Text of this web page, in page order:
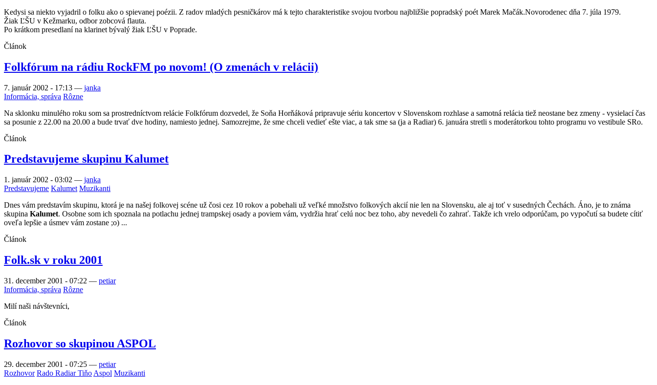
Kedysi sa niekto vyjadril o folku ako o spievanej poézii. Z radov mladých pesničkárov má k tejto charakteristike svojou tvorbou najbližšie popradský poét Marek Mačák.Novorodenec dňa 7. júla 1979.
Žiak ĽŠU v Kežmarku, odbor zobcová flauta.
Po krátkom presedlaní na klarinet bývalý žiak ĽŠU v Poprade.
Článok
Folkfórum na rádiu RockFM po novom! (O zmenách v relácii)
7. január 2002 - 17:13 — janka
Informácia, správa Rôzne
Na sklonku minulého roku som sa prostredníctvom relácie Folkfórum dozvedel, že Soňa Horňáková pripravuje sériu koncertov v Slovenskom rozhlase a samotná relácia tiež neostane bez zmeny - vysielací čas
sa posunie z 22.00 na 20.00 a bude trvať dve hodiny, namiesto jednej. Samozrejme, že sme chceli vedieť ešte viac, a tak sme sa (ja a Radiar) 6. januára stretli s moderátorkou tohto programu vo vestibule SRo.
Článok
Predstavujeme skupinu Kalumet
1. január 2002 - 03:02 — janka
Predstavujeme Kalumet Muzikanti
Dnes vám predstavím skupinu, ktorá je na našej folkovej scéne už čosi cez 10 rokov a pobehali už veľké množstvo folkových akcií nie len na Slovensku, ale aj toť v susedných Čechách. Áno, je to známa
skupina Kalumet. Osobne som ich spoznala na potlachu jednej trampskej osady a poviem vám, vydržia hrať celú noc bez toho, aby nevedeli čo zahrať. Takže ich vrelo odporúčam, po vypočutí sa budete cítiť
oveľa lepšie a úsmev vám zostane ;o) ...
Článok
Folk.sk v roku 2001
31. december 2001 - 07:22 — petiar
Informácia, správa Rôzne
Milí naši návštevníci,
Článok
Rozhovor so skupinou ASPOL
29. december 2001 - 07:25 — petiar
Rozhovor Rado Radiar Tiňo Aspol Muzikanti